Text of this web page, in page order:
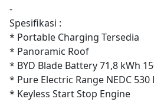
-
Spesifikasi :
* Portable Charging Tersedia
* Panoramic Roof
* BYD Blade Battery 71,8 kWh
* Pure Electric Range NEDC 530
* Keyless Start Stop Engine